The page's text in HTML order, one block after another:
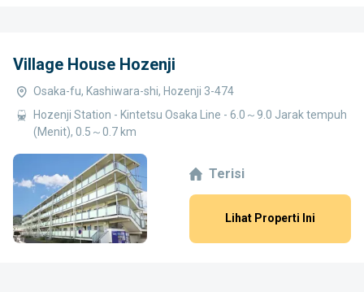
Village House Hozenji
Osaka-fu, Kashiwara-shi, Hozenji 3-474
Hozenji Station - Kintetsu Osaka Line - 6.0～9.0 Jarak tempuh
(Menit), 0.5～0.7 km
Terisi
Lihat Properti Ini